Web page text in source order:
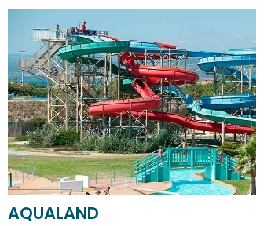
AQUALAND